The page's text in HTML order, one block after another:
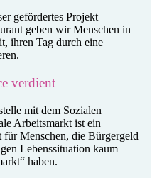
gefördertes Projekt
geben wir Menschen in
ihren Tag durch eine
verdient
mit dem Sozialen
Arbeitsmarkt ist ein
Menschen, die Bürgergeld
Lebenssituation kaum
haben.